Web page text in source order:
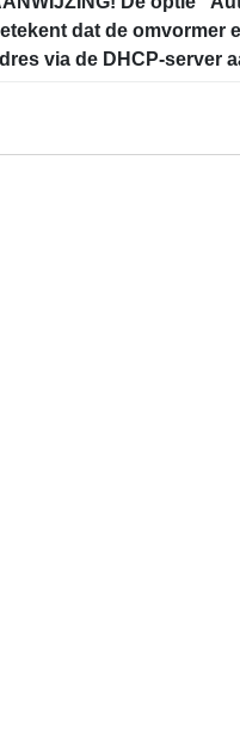
dat de omvormer
via de DHCP-server